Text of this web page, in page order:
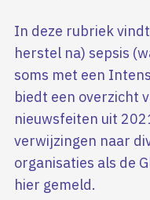
In deze rubriek
herstel na) sepsis
soms met een
biedt een overzicht
nieuwsfeiten uit
verwijzingen naar
organisaties als de
hier gemeld.